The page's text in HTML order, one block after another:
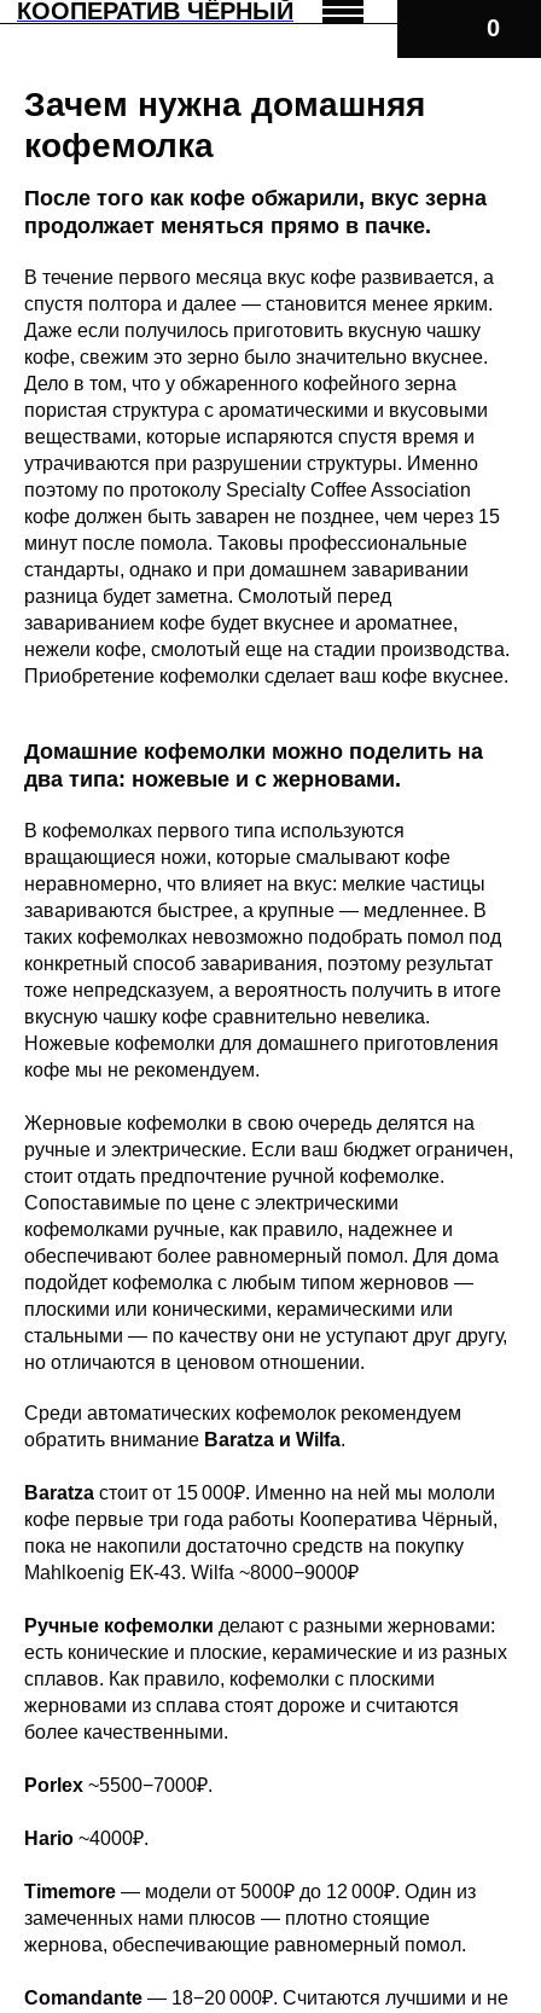
КООПЕРАТИВ ЧЁРНЫЙ
Зачем нужна домашняя
кофемолка
После того как кофе обжарили, вкус зерна
продолжает меняться прямо в пачке.
В течение первого месяца вкус кофе развивается, а
спустя полтора и далее — становится менее ярким.
Даже если получилось приготовить вкусную чашку
кофе, свежим это зерно было значительно вкуснее.
Дело в том, что у обжаренного кофейного зерна
пористая структура с ароматическими и вкусовыми
веществами, которые испаряются спустя время и
утрачиваются при разрушении структуры. Именно
поэтому по протоколу Specialty Coffee Association
кофе должен быть заварен не позднее, чем через 15
минут после помола. Таковы профессиональные
стандарты, однако и при домашнем заваривании
разница будет заметна. Смолотый перед
завариванием кофе будет вкуснее и ароматнее,
нежели кофе, смолотый еще на стадии производства.
Приобретение кофемолки сделает ваш кофе вкуснее.
Домашние кофемолки можно поделить на
два типа: ножевые и с жерновами.
В кофемолках первого типа используются
вращающиеся ножи, которые смалывают кофе
неравномерно, что влияет на вкус: мелкие частицы
завариваются быстрее, а крупные — медленнее. В
таких кофемолках невозможно подобрать помол под
конкретный способ заваривания, поэтому результат
тоже непредсказуем, а вероятность получить в итоге
вкусную чашку кофе сравнительно невелика.
Ножевые кофемолки для домашнего приготовления
кофе мы не рекомендуем.
Жерновые кофемолки в свою очередь делятся на
ручные и электрические. Если ваш бюджет ограничен,
стоит отдать предпочтение ручной кофемолке.
Сопоставимые по цене с электрическими
кофемолками ручные, как правило, надежнее и
обеспечивают более равномерный помол. Для дома
подойдет кофемолка с любым типом жерновов —
плоскими или коническими, керамическими или
стальными — по качеству они не уступают друг другу,
но отличаются в ценовом отношении.
Среди автоматических кофемолок рекомендуем
обратить внимание Baratza и Wilfa.
Baratza стоит от 15 000₽. Именно на ней мы мололи
кофе первые три года работы Кооператива Чёрный,
пока не накопили достаточно средств на покупку
Mahlkoenig ЕК-43. Wilfa ~8000−9000₽
Ручные кофемолки делают с разными жерновами:
есть конические и плоские, керамические и из разных
сплавов. Как правило, кофемолки с плоскими
жерновами из сплава стоят дороже и считаются
более качественными.
Porlex ~5500−7000₽.
Hario ~4000₽.
Timemore — модели от 5000₽ до 12 000₽. Один из
замеченных нами плюсов — плотно стоящие
жернова, обеспечивающие равномерный помол.
Comandante — 18−20 000₽. Считаются лучшими и не